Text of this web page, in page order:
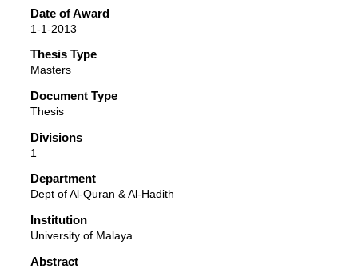
Date of Award
1-1-2013
Thesis Type
Masters
Document Type
Thesis
Divisions
1
Department
Dept of Al-Quran & Al-Hadith
Institution
University of Malaya
Abstract